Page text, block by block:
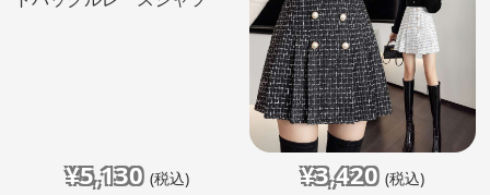
¥5,130 (税込) ¥3,420 (税込)